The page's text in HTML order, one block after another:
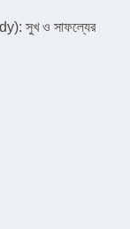
সুখ ও সাফল্যের